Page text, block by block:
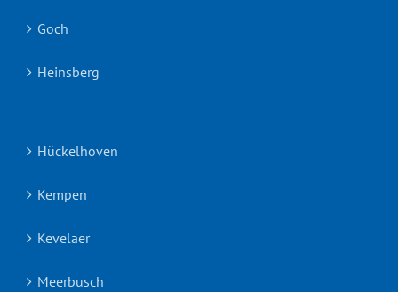
Goch
Heinsberg
Hückelhoven
Kempen
Kevelaer
Meerbusch